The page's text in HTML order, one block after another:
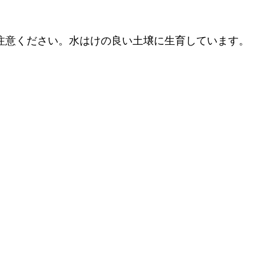
ください。水はけの良い土壌に生育しています。